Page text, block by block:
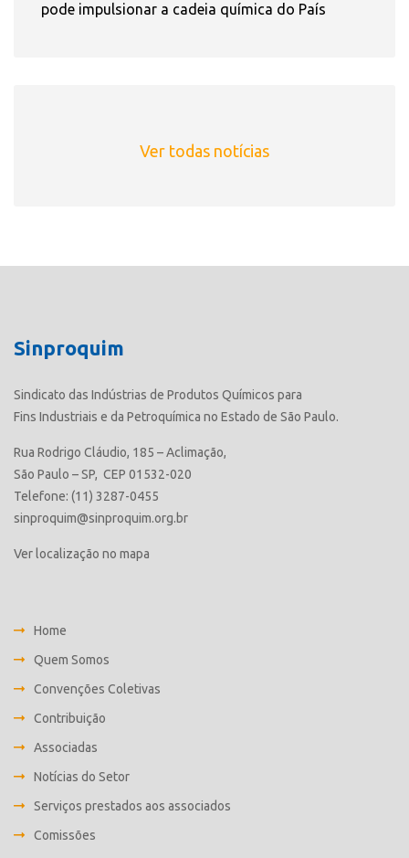
pode impulsionar a cadeia química do País
Ver todas notícias
Sinproquim
Sindicato das Indústrias de Produtos Químicos para
Fins Industriais e da Petroquímica no Estado de São Paulo.
Rua Rodrigo Cláudio, 185 – Aclimação,
São Paulo – SP, CEP 01532-020
Telefone: (11) 3287-0455
sinproquim@sinproquim.org.br
Ver localização no mapa
Home
Quem Somos
Convenções Coletivas
Contribuição
Associadas
Notícias do Setor
Serviços prestados aos associados
Comissões